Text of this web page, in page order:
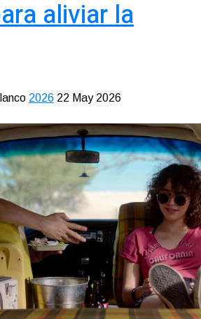
aliviar la
2026 22 May 2026